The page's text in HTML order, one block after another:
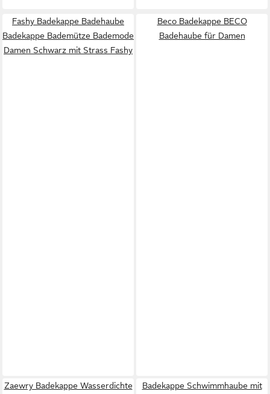
Fashy Badekappe Badehaube
Badekappe Bademütze Bademode
Damen Schwarz mit Strass Fashy
Beco Badekappe BECO
Badehaube für Damen
Zaewry Badekappe Wasserdichte
Badekappe Schwimmhaube mit